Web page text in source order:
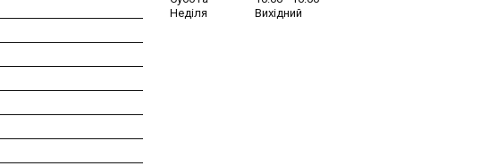
Неділя
Вихідний